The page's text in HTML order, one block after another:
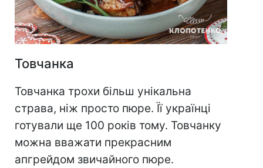
Товчанка
Товчанка трохи більш унікальна
страва, ніж просто пюре. Її українці
готували ще 100 років тому. Товчанку
можна вважати прекрасним
апгрейдом звичайного пюре.